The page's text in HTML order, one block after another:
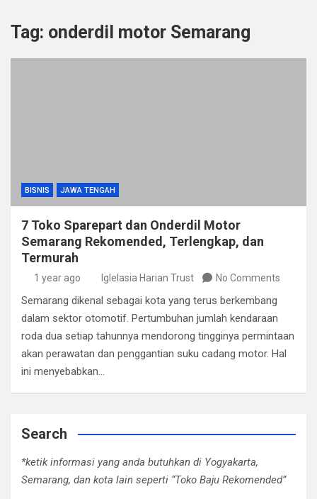
Tag: onderdil motor Semarang
BISNIS JAWA TENGAH
7 Toko Sparepart dan Onderdil Motor
Semarang Rekomended, Terlengkap, dan
Termurah
1 year ago Iglelasia Harian Trust No Comments
Semarang dikenal sebagai kota yang terus berkembang
dalam sektor otomotif. Pertumbuhan jumlah kendaraan
roda dua setiap tahunnya mendorong tingginya permintaan
akan perawatan dan penggantian suku cadang motor. Hal
ini menyebabkan…
Search
*ketik informasi yang anda butuhkan di Yogyakarta,
Semarang, dan kota lain seperti “Toko Baju Rekomended”